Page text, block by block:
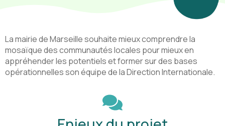
La mairie de Marseille souhaite mieux comprendre la
mosaïque des communautés locales pour mieux en
appréhender les potentiels et former sur des bases
opérationnelles son équipe de la Direction Internationale.